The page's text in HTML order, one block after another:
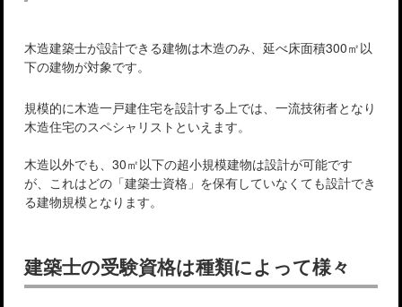
木造建築士が設計できる建物は木造のみ、延べ床面積300㎡以
下の建物が対象です。
規模的に木造一戸建住宅を設計する上では、一流技術者となり
木造住宅のスペシャリストといえます。
木造以外でも、30㎡以下の超小規模建物は設計が可能です
が、これはどの「建築士資格」を保有していなくても設計でき
る建物規模となります。
建築士の受験資格は種類によって様々